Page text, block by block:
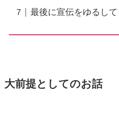
最後に宣伝をゆるして
大前提としてのお話